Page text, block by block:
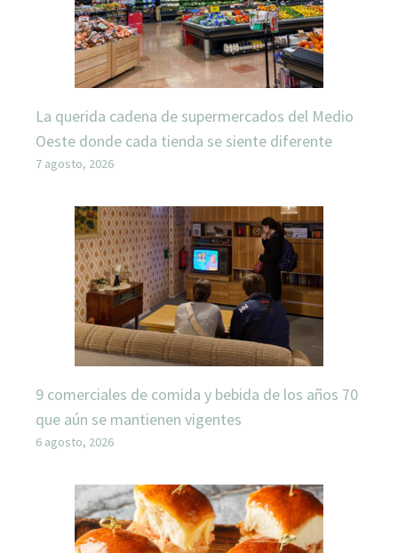
La querida cadena de supermercados del Medio
Oeste donde cada tienda se siente diferente
7 agosto, 2026
9 comerciales de comida y bebida de los años 70
que aún se mantienen vigentes
6 agosto, 2026